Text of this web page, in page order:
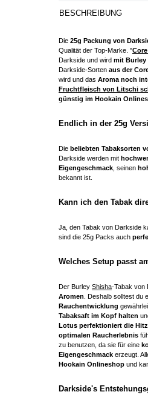
BESCHREIBUNG
Die 25g Packung von
Qualität der Top-Marke. "
Darkside und wird mit Burley
Darkside-Sorten aus der
wird und das Aroma noch
Fruchtfleisch von Litschi
günstig im Hookain
Endlich in der 25g
Die beliebten Tabaksorten
Darkside werden mit
Eigengeschmack , seinen
bekannt ist.
Kann ich den Tabak
Ja, den Tabak von Darkside
sind die 25g Packs auch
Welches Setup passt
Der Burley Shisha-Tabak von
Aromen . Deshalb solltest du
Rauchentwicklung
Tabaksaft im Kopf halten
Lotus perfektioniert die
optimalen Raucherlebnis
zu benutzen, da sie für eine
Eigengeschmack erzeugt.
Hookain Onlineshop und
Darkside's